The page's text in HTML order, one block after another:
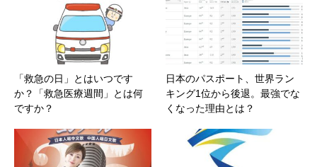
「救急の日」とはいつです
か？「救急医療週間」とは何
ですか？
日本のパスポート、世界ラン
キング1位から後退。最強でな
くなった理由とは？